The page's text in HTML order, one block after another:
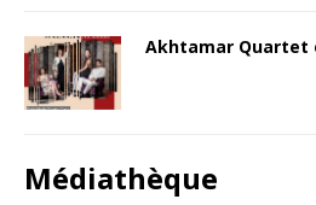
Akhtamar Quartet
Médiathèque